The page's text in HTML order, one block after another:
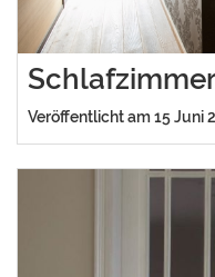
Veröffentlicht am 15 Juni